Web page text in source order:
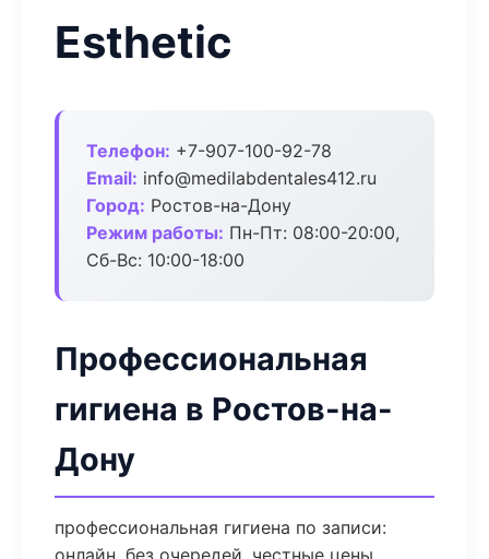
Esthetic
Телефон: +7-907-100-92-78
Email: info@medilabdentales412.ru
Город: Ростов-на-Дону
Режим работы: Пн-Пт: 08:00-20:00,
Сб-Вс: 10:00-18:00
Профессиональная
гигиена в Ростов-на-
Дону
профессиональная гигиена по записи:
онлайн, без очередей, честные цены.